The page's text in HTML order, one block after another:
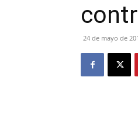
24 de mayo de